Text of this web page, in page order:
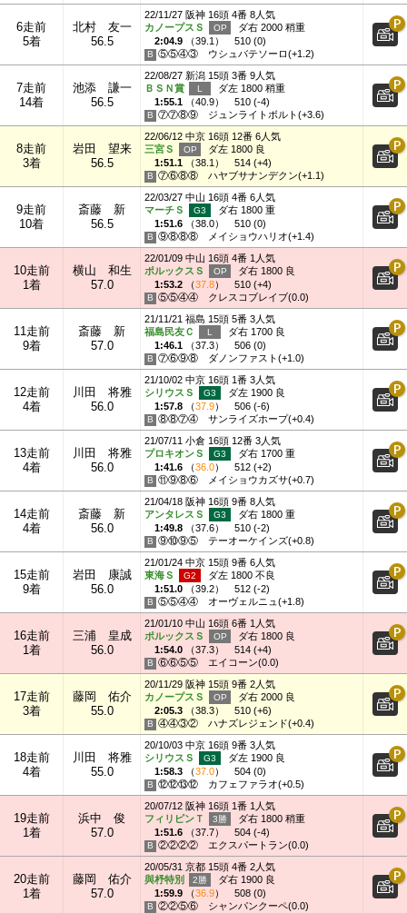
6走前
5着
北村 友一
56.5
22/11/27 阪神 16頭 4番 8人気
カノープスＳ
ダ右 2000 稍重
2:04.9 （39.1 ）
510 (0)
⑤⑤④③
ウシュバテソーロ(+1.2)
7走前
14着
池添 謙一
56.5
22/08/27 新潟 15頭 3番 9人気
ＢＳＮ賞
ダ左 1800 稍重
1:55.1 （40.9）
510 (-4)
⑦⑦⑧⑨
ジュンライトボルト(+3.6)
8走前
3着
岩田 望来
56.5
22/06/12 中京 16頭 12番 6人気
三宮Ｓ
ダ左 1800 良
1:51.1 （38.1 ）
514 (+4)
⑦⑥⑧⑧
ハヤブサナンデクン(+1.1)
9走前
10着
斎藤 新
56.5
22/03/27 中山 16頭 4番 6人気
マーチＳ
ダ右 1800 重
1:51.6 （38.0）
510 (0)
⑨⑧⑧⑧
メイショウハリオ(+1.4)
10走前
1着
横山 和生
57.0
22/01/09 中山 16頭 4番 1人気
ポルックスＳ
ダ右 1800 良
1:53.2 （37.8）
510 (+4)
⑤⑤④④
クレスコブレイブ(0.0)
11走前
9着
斎藤 新
57.0
21/11/21 福島 15頭 5番 3人気
福島民友Ｃ
ダ右 1700 良
1:46.1 （37.3）
506 (0)
⑦⑥⑨⑧
ダノンファスト(+1.0)
12走前
4着
川田 将雅
56.0
21/10/02 中京 16頭 1番 3人気
シリウスＳ
ダ左 1900 良
1:57.8 （37.9）
506 (-6)
⑧⑧⑦④
サンライズホープ(+0.4)
13走前
4着
川田 将雅
56.0
21/07/11 小倉 16頭 12番 3人気
プロキオンＳ
ダ右 1700 重
1:41.6 （36.0）
512 (+2)
⑪⑨⑧⑥
メイショウカズサ(+0.7)
14走前
4着
斎藤 新
56.0
21/04/18 阪神 16頭 9番 8人気
アンタレスＳ
ダ右 1800 重
1:49.8 （37.6）
510 (-2)
⑨⑩⑨⑤
テーオーケインズ(+0.8)
15走前
9着
岩田 康誠
56.0
21/01/24 中京 15頭 9番 6人気
東海Ｓ
ダ左 1800 不良
1:51.0 （39.2）
512 (-2)
⑤⑤④④
オーヴェルニュ(+1.8)
16走前
1着
三浦 皇成
56.0
21/01/10 中山 16頭 6番 1人気
ポルックスＳ
ダ右 1800 良
1:54.0 （37.3）
514 (+4)
⑥⑥⑤⑤
エイコーン(0.0)
17走前
3着
藤岡 佑介
55.0
20/11/29 阪神 15頭 9番 2人気
カノープスＳ
ダ右 2000 良
2:05.3 （38.3）
510 (+6)
④④③②
ハナズレジェンド(+0.4)
18走前
4着
川田 将雅
55.0
20/10/03 中京 16頭 9番 3人気
シリウスＳ
ダ左 1900 良
1:58.3 （37.0）
504 (0)
⑫⑫⑬⑫
カフェファラオ(+0.5)
19走前
1着
浜中 俊
57.0
20/07/12 阪神 16頭 1番 1人気
フィリピンＴ
ダ右 1800 稍重
1:51.6 （37.7）
504 (-4)
②②②②
エクスパートラン(0.0)
20走前
1着
藤岡 佑介
57.0
20/05/31 京都 15頭 4番 2人気
與杼特別
ダ右 1900 良
1:59.9 （36.9）
508 (0)
②②⑤⑥
シャンパンクーペ(0.0)